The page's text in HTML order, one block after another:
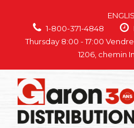
1-800-371-4848
Thursday 8:00 - 17:00
1206, chemin